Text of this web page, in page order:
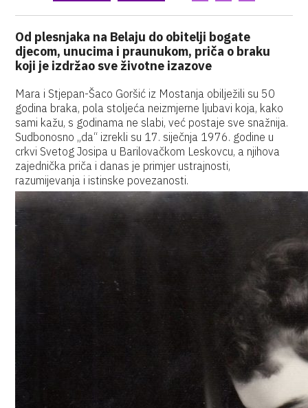
Od plesnjaka na Belaju do obitelji bogate
djecom, unucima i praunukom, priča o braku
koji je izdržao sve životne izazove
Mara i Stjepan-Šaco Goršić iz Mostanja obilježili su 50
godina braka, pola stoljeća neizmjerne ljubavi koja, kako
sami kažu, s godinama ne slabi, već postaje sve snažnija.
Sudbonosno „da“ izrekli su 17. siječnja 1976. godine u
crkvi Svetog Josipa u Barilovačkom Leskovcu, a njihova
zajednička priča i danas je primjer ustrajnosti,
razumijevanja i istinske povezanosti.